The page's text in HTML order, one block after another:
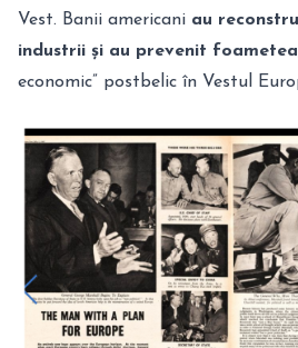
Vest. Banii americani au
industrii și au prevenit foametea
economic” postbelic în Vestul